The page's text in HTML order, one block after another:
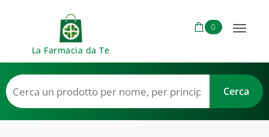
La Farmacia da Te
0
Toggle